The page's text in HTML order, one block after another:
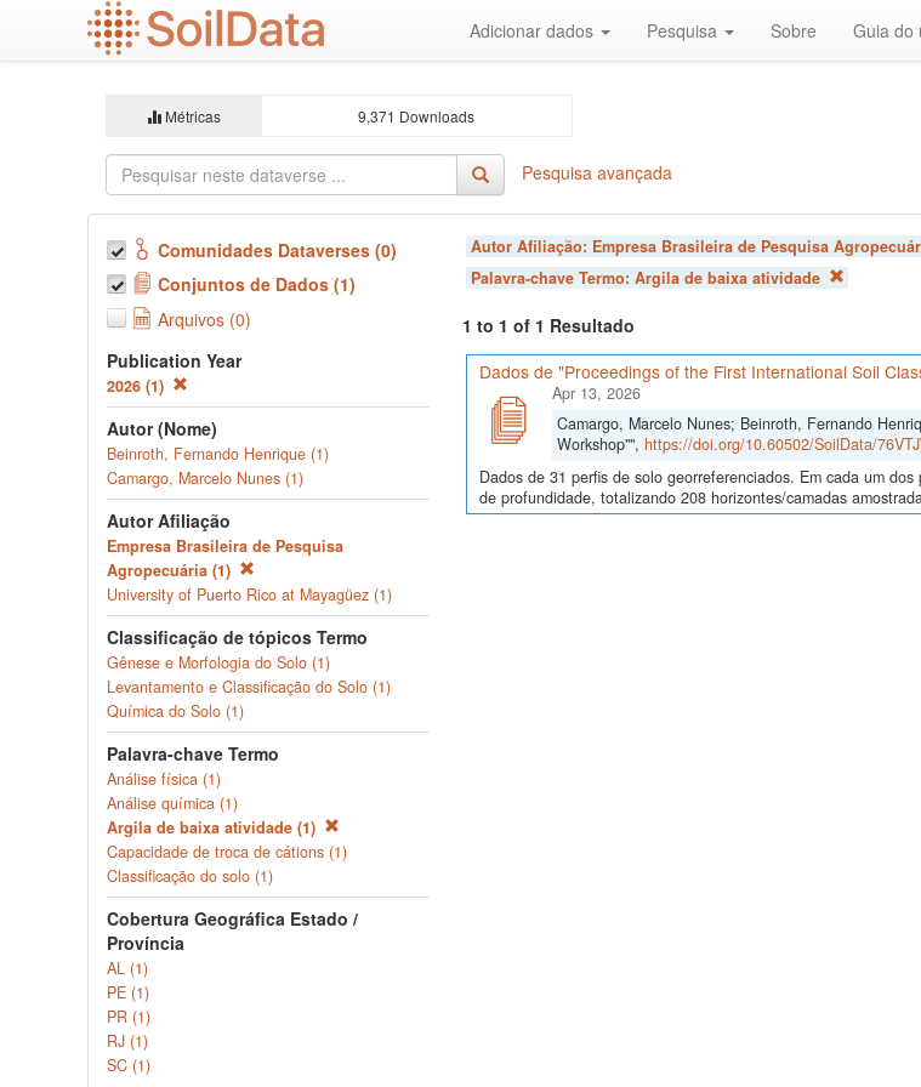
Adicionar dados Pesquisa Sobre Guia do
Métricas 9,371 Downloads
Pesquisa avançada
Comunidades Dataverses (0)
Conjuntos de Dados (1)
Arquivos (0)
Publication Year
2026 (1)
Autor (Nome)
Beinroth, Fernando Henrique (1)
Camargo, Marcelo Nunes (1)
Autor Afiliação
Empresa Brasileira de Pesquisa
Agropecuária (1)
University of Puerto Rico at Mayagüez (1)
Classificação de tópicos Termo
Gênese e Morfologia do Solo (1)
Levantamento e Classificação do Solo (1)
Química do Solo (1)
Palavra-chave Termo
Análise física (1)
Análise química (1)
Argila de baixa atividade (1)
Capacidade de troca de cátions (1)
Classificação do solo (1)
Cobertura Geográfica Estado /
Província
AL (1)
PE (1)
PR (1)
RJ (1)
SC (1)
Autor Afiliação: Empresa Brasileira de Pesquisa
Palavra-chave Termo: Argila de baixa atividade
1 to 1 of 1 Resultado
Dados de "Proceedings of the First International Soil
Apr 13, 2026
Camargo, Marcelo Nunes; Beinroth, Fernando
Workshop"", https://doi.org/10.60502/SoilData/
Dados de 31 perfis de solo georreferenciados. Em cada um
de profundidade, totalizando 208 horizontes/camadas